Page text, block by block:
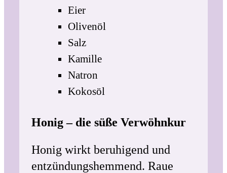
Eier
Olivenöl
Salz
Kamille
Natron
Kokosöl
Honig – die süße Verwöhnkur
Honig wirkt beruhigend und
entzündungshemmend. Raue